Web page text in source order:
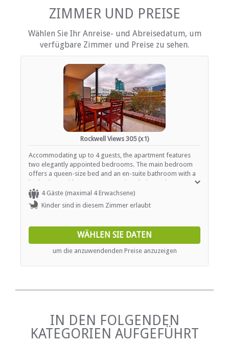
Tee- und Kaffeekocher
EINRICHTUNGEN AUF DEM GELÄNDE
Elevators
Kinderfreundlich (alle Altersgruppen)
Fitnessstudio / Fitnesscenter
Parkplatz (abseits der Straße)
Sicherheit (Wache)
Rauchen: Nicht drinnen
Schwimmbad
ESSEN UND TRINKEN
Restaurant / Esszimmer
INTERNET
Kostenloses Wi-Fi
ZIMMER UND PREISE
Wählen Sie Ihr Anreise- und Abreisedatum, um
verfügbare Zimmer und Preise zu sehen.
Rockwell Views 305 (x1)
Accommodating up to 4 guests, the apartment features
two elegantly appointed bedrooms. The main bedroom
offers a queen-size bed and an en-suite bathroom with a
bath, along with access to a spacious balcony that
overlooks the city and provides spectacular views of Table
Mountain. The second bedroom is also furnished with a
queen-size bed and has an adjacent bathroom with a
freezer, stove, oven, microwave, and kettle,
complemented by a breakfast counter with stools. The
lounge features a comfortable seating area and a TV,
while guests can enjoy complimentary Wi-Fi throughout
the apartment.
4 Gäste (maximal 4 Erwachsene)
Kinder sind in diesem Zimmer erlaubt
WÄHLEN SIE DATEN
um die anzuwendenden Preise anzuzeigen
IN DEN FOLGENDEN
KATEGORIEN AUFGEFÜHRT